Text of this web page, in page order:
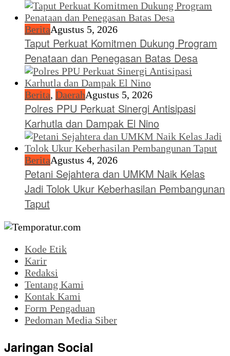
BeritaAgustus 5, 2026
Taput Perkuat Komitmen Dukung Program
Penataan dan Penegasan Batas Desa
Berita, DaerahAgustus 5, 2026
Polres PPU Perkuat Sinergi Antisipasi
Karhutla dan Dampak El Nino
BeritaAgustus 4, 2026
Petani Sejahtera dan UMKM Naik Kelas
Jadi Tolok Ukur Keberhasilan Pembangunan
Taput
Kode Etik
Karir
Redaksi
Tentang Kami
Kontak Kami
Form Pengaduan
Pedoman Media Siber
Jaringan Social